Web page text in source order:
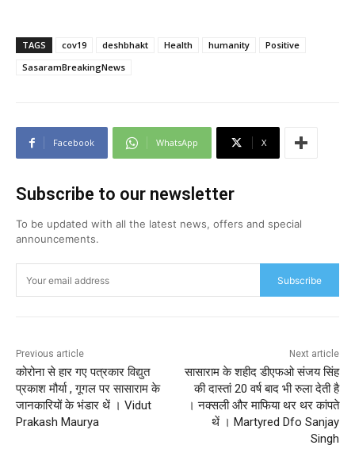
TAGS cov19 deshbhakt Health humanity
Positive
SasaramBreakingNews
Facebook WhatsApp X
Subscribe to our newsletter
To be updated with all the latest news, offers and special
announcements.
Subscribe
Previous article
कोरोना से हार गए पत्रकार विद्युत
प्रकाश मौर्या , गूगल पर सासाराम के
जानकारियों के भंडार थें । Vidut
Prakash Maurya
Next article
सासाराम के शहीद डीएफओ संजय सिंह
की दास्तां 20 वर्ष बाद भी रुला देती है
। नक्सली और माफिया थर थर कांपते
थें । Martyred Dfo Sanjay
Singh